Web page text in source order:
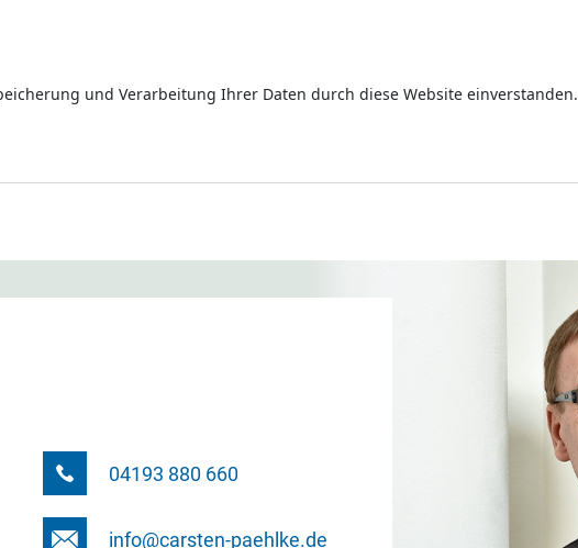
und Verarbeitung Ihrer Daten durch diese Website einverstanden.
04193 880 660
info@carsten-paehlke.de